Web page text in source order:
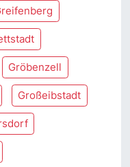
Gröbenzell
Großeibstadt